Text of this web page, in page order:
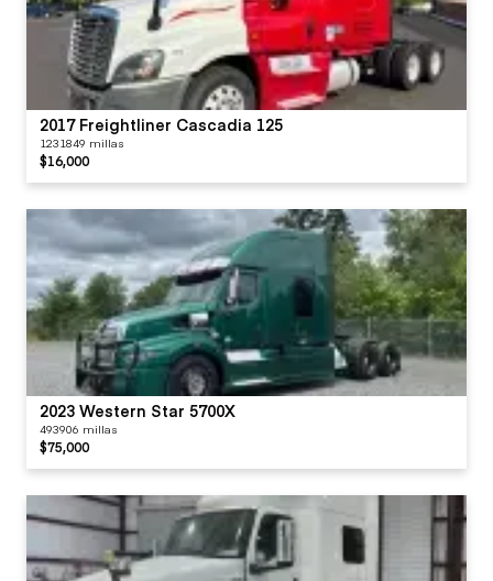
2017 Freightliner Cascadia 125
1231849 millas
$16,000
2023 Western Star 5700X
493906 millas
$75,000